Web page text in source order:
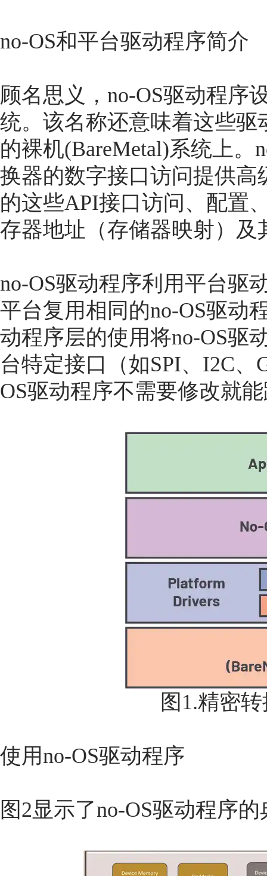
no-OS和平台驱动程序简介
顾名思义，no-OS驱动程序
统。该名称还意味着这些驱
的裸机(BareMetal)系统上
换器的数字接口访问提供高
的这些API接口访问、配置
存器地址（存储器映射）及
no-OS驱动程序利用平台驱
平台复用相同的no-OS驱动
动程序层的使用将no-OS驱
台特定接口（如SPI、I2C
OS驱动程序不需要修改就
图1.精密
使用no-OS驱动程序
图2显示了no-OS驱动程序